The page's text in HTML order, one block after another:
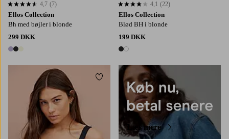
Ellos Collection
Bh med bøjler i blonde
299 DKK
3 farver
4,7 baseret på 7 bedømmelser
4,7 (7)
Ellos Collection
Blød BH i blonde
199 DKK
2 farver
4,1 baseret på 22 bedømmelser
4,1 (22)
Tilføj til favoritter
Læs mere